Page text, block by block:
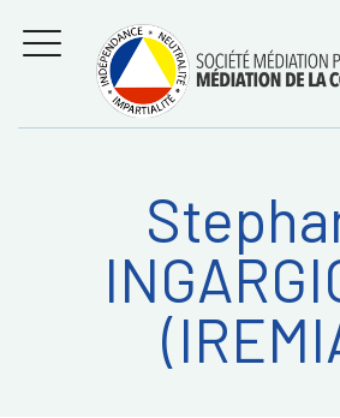
Régler les litiges
entre
consommateurs et
professionnels avec
la médiation de la
consommation
MENU
Recherche